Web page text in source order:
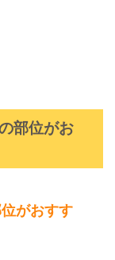
部位がお
がおすす